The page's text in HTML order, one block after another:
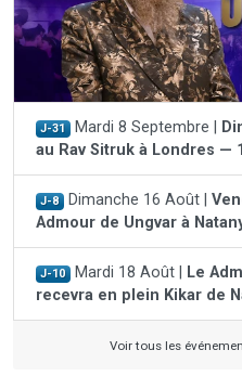
J-31 Mardi 8 Septembre |
au Rav Sitruk à Londres —
J-8 Dimanche 16 Août |
Admour de Ungvar à
J-10 Mardi 18 Août |
Le
recevra en plein Kikar de
Voir tous les